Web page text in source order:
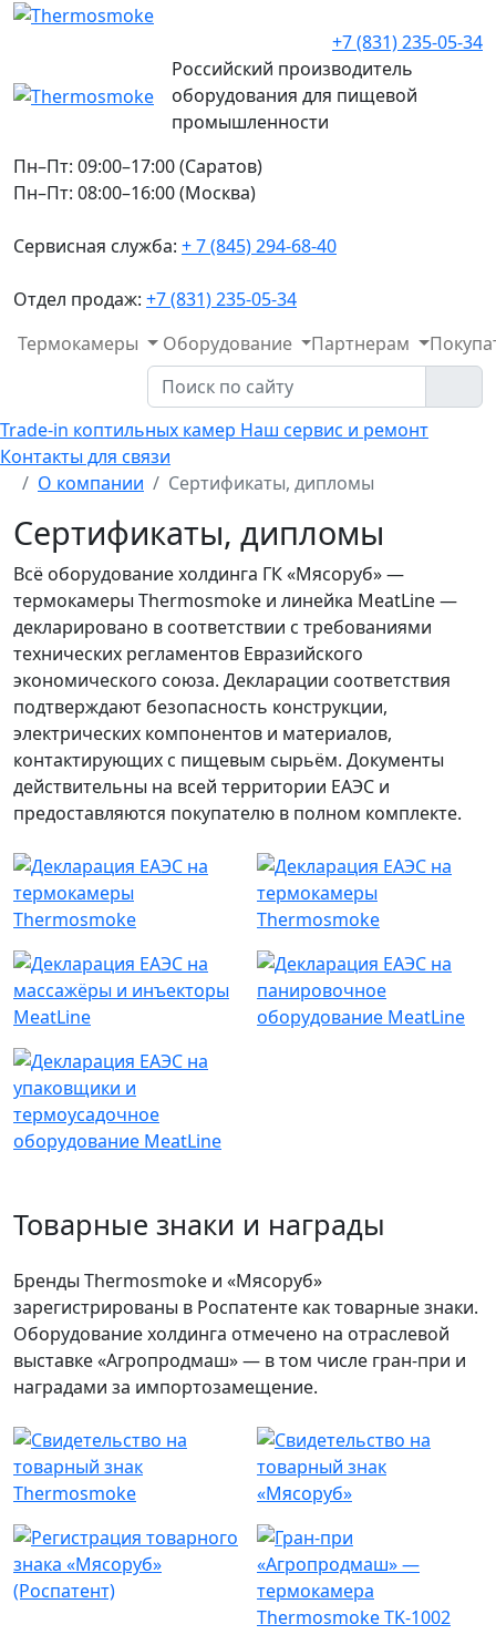
+7 (831) 235-05-34
Российский производитель
оборудования для пищевой
промышленности
Пн–Пт: 09:00–17:00 (Саратов)
Пн–Пт: 08:00–16:00 (Москва)
Сервисная служба: + 7 (845) 294-68-40
Отдел продаж: +7 (831) 235-05-34
Термокамеры
Оборудование Партнерам
Trade-in коптильных камер Наш сервис и ремонт
Контакты для связи
О компании
Сертификаты, дипломы
Сертификаты, дипломы
Всё оборудование холдинга ГК «Мясоруб» —
термокамеры Thermosmoke и линейка MeatLine —
декларировано в соответствии с требованиями
технических регламентов Евразийского
экономического союза. Декларации соответствия
подтверждают безопасность конструкции,
электрических компонентов и материалов,
контактирующих с пищевым сырьём. Документы
действительны на всей территории ЕАЭС и
предоставляются покупателю в полном комплекте.
Товарные знаки и награды
Бренды Thermosmoke и «Мясоруб»
зарегистрированы в Роспатенте как товарные знаки.
Оборудование холдинга отмечено на отраслевой
выставке «Агропродмаш» — в том числе гран-при и
наградами за импортозамещение.